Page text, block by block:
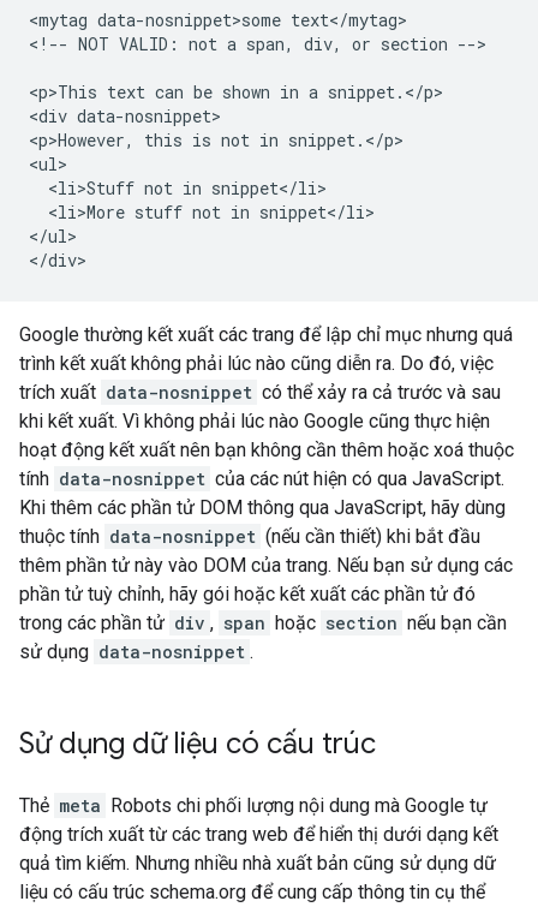
<mytag data-nosnippet>some text</mytag>
<!-- NOT VALID: not a span, div, or section -->
<p>This text can be shown in a snippet.</p>
<div data-nosnippet>
<p>However, this is not in snippet.</p>
<ul>
  <li>Stuff not in snippet</li>
  <li>More stuff not in snippet</li>
</ul>
</div>
Google thường kết xuất các trang để lập chỉ mục nhưng quá
trình kết xuất không phải lúc nào cũng diễn ra. Do đó, việc
trích xuất data-nosnippet có thể xảy ra cả trước và sau
khi kết xuất. Vì không phải lúc nào Google cũng thực hiện
hoạt động kết xuất nên bạn không cần thêm hoặc xoá thuộc
tính data-nosnippet của các nút hiện có qua JavaScript.
Khi thêm các phần tử DOM thông qua JavaScript, hãy dùng
thuộc tính data-nosnippet (nếu cần thiết) khi bắt đầu
thêm phần tử này vào DOM của trang. Nếu bạn sử dụng các
phần tử tuỳ chỉnh, hãy gói hoặc kết xuất các phần tử đó
trong các phần tử div , span hoặc section nếu bạn cần
sử dụng data-nosnippet .
Sử dụng dữ liệu có cấu trúc
Thẻ meta Robots chi phối lượng nội dung mà Google tự
động trích xuất từ các trang web để hiển thị dưới dạng kết
quả tìm kiếm. Nhưng nhiều nhà xuất bản cũng sử dụng dữ
liệu có cấu trúc schema.org để cung cấp thông tin cụ thể